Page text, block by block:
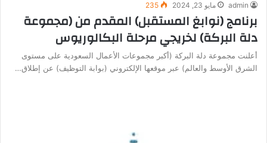
admin مايو 23, 2024 235
برنامج (نوابغ المستقبل) المقدم من (مجموعة
دلة البركة) لخريجي مرحلة البكالوريوس
أعلنت مجموعة دلة البركة (أكبر مجموعات الأعمال السعودية على مستوى
الشرق الأوسط والعالم) عبر موقعها الإلكتروني (بوابة التوظيف) عن إطلاق…